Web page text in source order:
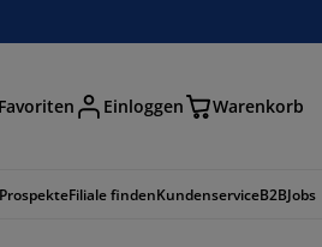
Favoriten Einloggen Warenkorb
ProspekteFiliale findenKundenserviceB2BJobs